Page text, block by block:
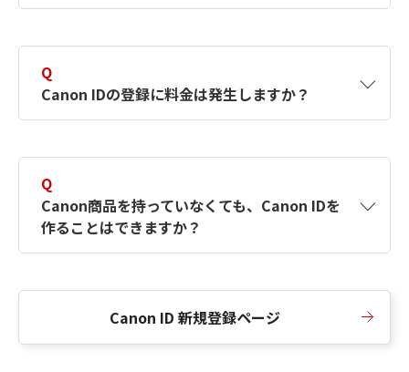
択したサービスから取得します。アカウントを
簡単に作成できるように、この情報を使用して
Canon IDの登録フォームを入力します。
Q
Canon IDの登録に料金は発生しますか？
Q
Canon商品を持っていなくても、Canon IDを
作ることはできますか？
Canon ID 新規登録ページ